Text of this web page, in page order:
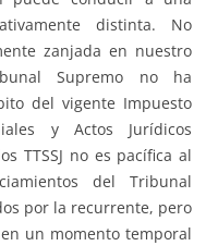
distinta. No
zanjada en nuestro
Supremo no ha
del vigente Impuesto
y Actos Jurídicos
TTSSJ no es pacífica al
del Tribunal
por la recurrente, pero
un momento temporal